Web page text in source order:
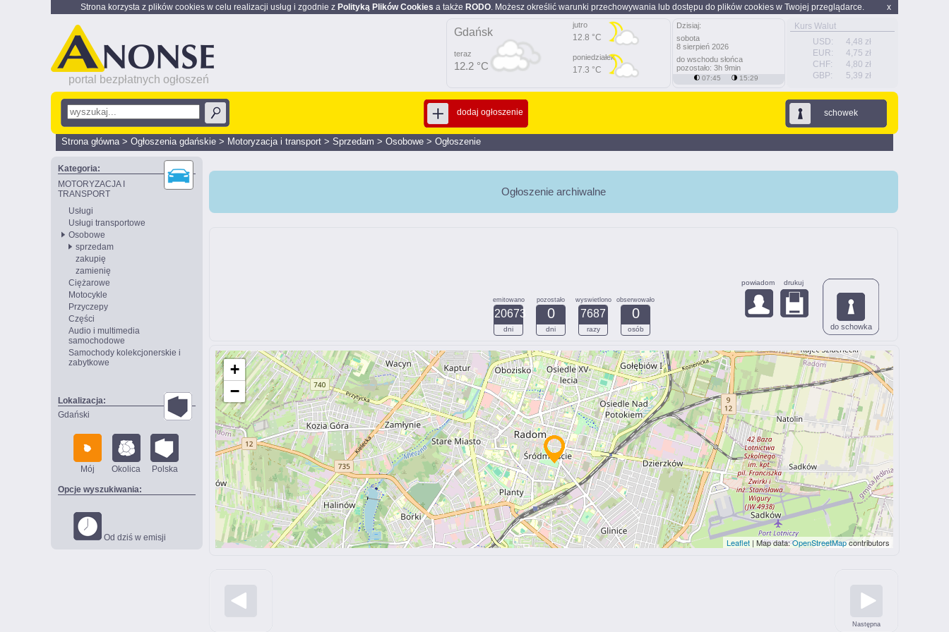
x
Strona korzysta z plików cookies w celu realizacji usług i zgodnie z Polityką Plików Cookies a także RODO. Możesz określić warunki przechowywania lub dostępu do plików cookies w Twojej przeglądarce.
portal bezpłatnych ogłoszeń
Kurs Walut
USD:
4,48 zł
EUR:
4,75 zł
CHF:
4,80 zł
GBP:
5,39 zł
Gdańsk
teraz
12.2 °C
jutro
12.8 °C
poniedziałek
17.3 °C
Dzisiaj:
sobota
8 sierpień 2026
do wschodu słońca
pozostało: 3h 9min
07:45 15:29
schowek
dodaj ogłoszenie
Strona główna> Ogłoszenia gdańskie > Motoryzacja i transport > Sprzedam > Osobowe > Ogłoszenie
Kategoria:
MOTORYZACJA I
TRANSPORT
Usługi
Usługi transportowe
Osobowe
sprzedam
zakupię
zamienię
Ciężarowe
Motocykle
Przyczepy
Części
Audio i multimedia
samochodowe
Samochody kolekcjonerskie i
zabytkowe
Lokalizacja:
Gdański
Mój Okolica Polska
Opcje wyszukiwania:
Od dziś w emisji
Ogłoszenie archiwalne
emitowano
20673
dni
pozostało
0
dni
wyswietlono
7687
razy
obserwowało
0
osób do schowka
powiadom drukuj
+
−
Leaflet | Map data:OpenStreetMapcontributors
Następna